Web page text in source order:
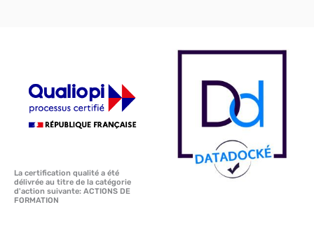
La certification qualité a été
délivrée au titre de la catégorie
d'action suivante: ACTIONS DE
FORMATION